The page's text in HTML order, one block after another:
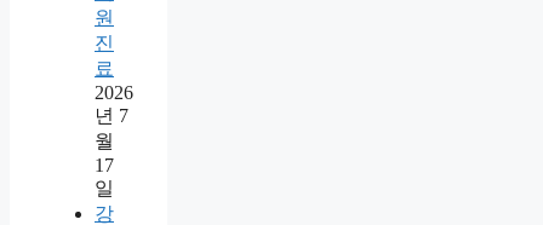
원
진
료
2026
년 7
월
17
일
강